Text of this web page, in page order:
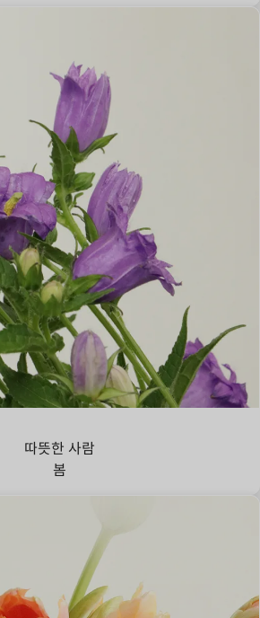
따뜻한 사람
봄